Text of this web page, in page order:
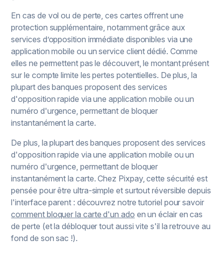
En cas de vol ou de perte, ces cartes offrent une
protection supplémentaire, notamment grâce aux
services d’opposition immédiate disponibles via une
application mobile ou un service client dédié. Comme
elles ne permettent pas le découvert, le montant présent
sur le compte limite les pertes potentielles. De plus, la
plupart des banques proposent des services
d'opposition rapide via une application mobile ou un
numéro d'urgence, permettant de bloquer
instantanément la carte.
De plus, la plupart des banques proposent des services
d'opposition rapide via une application mobile ou un
numéro d'urgence, permettant de bloquer
instantanément la carte. Chez Pixpay, cette sécurité est
pensée pour être ultra-simple et surtout réversible depuis
l'interface parent : découvrez notre tutoriel pour savoir
comment bloquer la carte d'un ado en un éclair en cas
de perte (et la débloquer tout aussi vite s'il la retrouve au
fond de son sac !).